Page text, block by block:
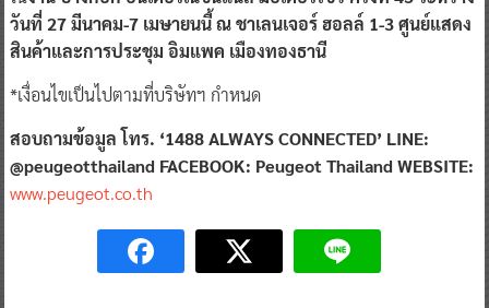
วันที่ 27 มีนาคม-7 เมษายนนี้ ณ ชาเลนเจอร์ ฮอลล์ 1-3 ศูนย์แสดง
สินค้าและการประชุม อิมแพค เมืองทองธานี
*เงื่อนไขเป็นไปตามที่บริษัทฯ กำหนด
สอบถามข้อมูล โทร. ‘1488 ALWAYS CONNECTED’ LINE:
@peugeotthailand FACEBOOK: Peugeot Thailand WEBSITE:
www.peugeot.co.th